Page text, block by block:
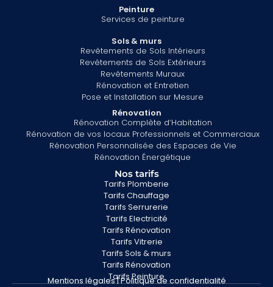
Peinture
Services de peinture
Sols & murs
Revêtements de Sols Intérieurs
Revêtements de Sols Extérieurs
Revêtements Muraux
Rénovation et Entretien
Pose et Installation sur Mesure
Rénovation
Rénovation Complète d’Habitation
Rénovation de vos locaux Professionnels et Commerciaux
Rénovation Personnalisée des Espaces de Vie
Rénovation Énergétique
Nos tarifs
Tarifs Plomberie
Tarifs Chauffage
Tarifs Serrurerie
Tarifs Electricité
Tarifs Rénovation
Tarifs Vitrerie
Tarifs Sols & murs
Tarifs Rénovation
Tarifs Peinture
Mentions légales|Politique de confidentialité